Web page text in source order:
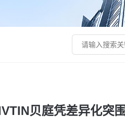
贝庭凭差异化突